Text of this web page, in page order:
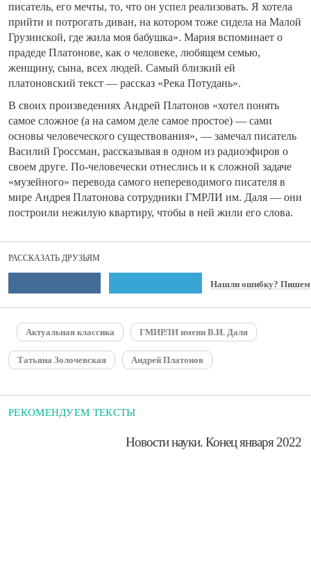
писатель, его мечты, то, что он успел реализовать. Я хотела
прийти и потрогать диван, на котором тоже сидела на Малой
Грузинской, где жила моя бабушка». Мария вспоминает о
прадеде Платонове, как о человеке, любящем семью,
женщину, сына, всех людей. Самый близкий ей
платоновский текст — рассказ «Река Потудань».
В своих произведениях Андрей Платонов «хотел понять
самое сложное (а на самом деле самое простое) — сами
основы человеческого существования», — замечал писатель
Василий Гроссман, рассказывая в одном из радиоэфиров о
своем друге. По-человечески отнеслись и к сложной задаче
«музейного» перевода самого непереводимого писателя в
мире Андрея Платонова сотрудники ГМРЛИ им. Даля — они
построили нежилую квартиру, чтобы в ней жили его слова.
РАССКАЗАТЬ ДРУЗЬЯМ
Нашли ошибку? Пишем
Актуальная классика ГМИРЛИ имени В.И. Даля
Татьяна Золочевская Андрей Платонов
РЕКОМЕНДУЕМ ТЕКСТЫ
Новости науки. Конец января 2022